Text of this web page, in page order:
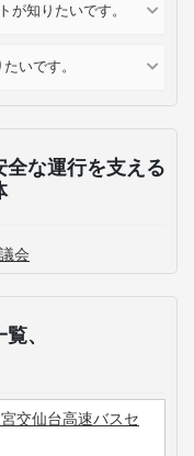
が知りたいです。
いです。
な運行を支える
会
、
交仙台高速バスセ